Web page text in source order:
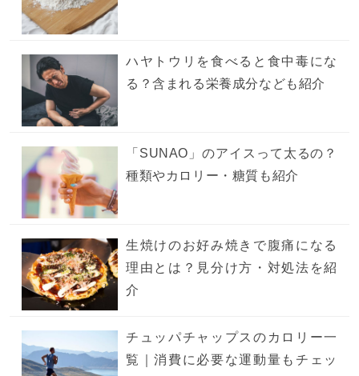
ハヤトウリを食べると食中毒にな
る？含まれる栄養成分なども紹介
「SUNAO」のアイスって太るの？
種類やカロリー・糖質も紹介
生焼けのお好み焼きで腹痛になる
理由とは？見分け方・対処法を紹
介
チュッパチャップスのカロリー一
覧｜消費に必要な運動量もチェッ